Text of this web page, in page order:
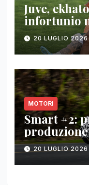
Juve,
infortunio
20 LUGLIO 2026
MOTORI
Smart #2:
del paris
20 LUGLIO 2026